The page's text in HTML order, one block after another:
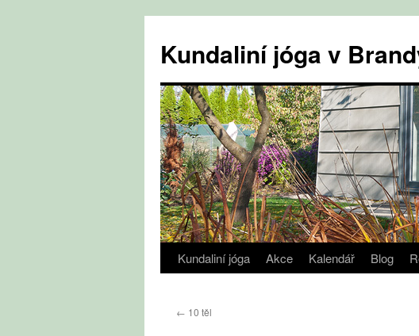
obsahu
webu
Kundaliní jóga v
Kundaliní jóga Akce Kalendář Blog
← 10 těl